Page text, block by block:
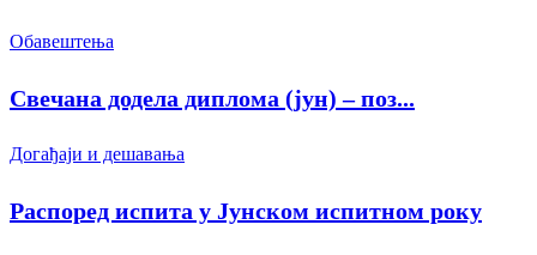
Обавештења
Свечана додела диплома (јун) – поз...
Догађаји и дешавања
Распоред испита у Јунском испитном року